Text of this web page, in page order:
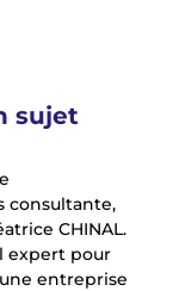
sujet
consultante,
CHINAL.
expert pour
entreprise